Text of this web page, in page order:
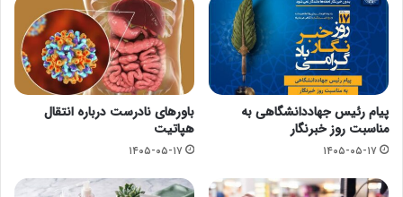
پیام رئیس جهاددانشگاهی به
مناسبت روز خبرنگار
۱۴۰۵-۰۵-۱۷
باورهای نادرست درباره انتقال
هپاتیت
۱۴۰۵-۰۵-۱۷